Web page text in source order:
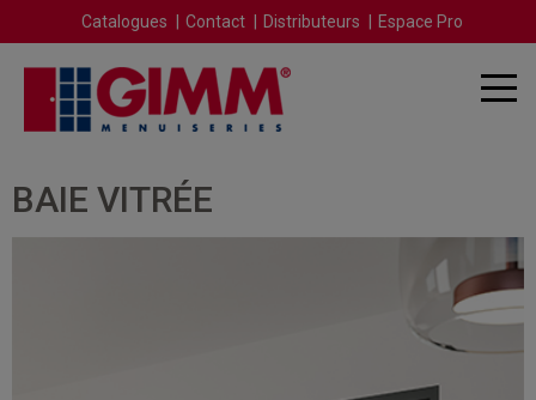
Catalogues Contact Distributeurs Espace Pro
BAIE VITRÉE